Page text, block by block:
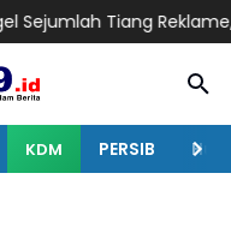
Tiang Reklame, Pemilik
KDM PERSIB